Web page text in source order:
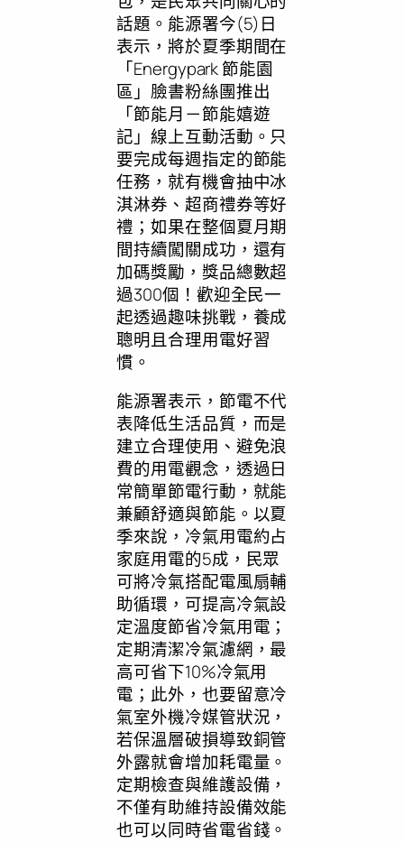
話題。能源署今(5)日
表示，將於夏季期間在
「Energypark 節能園
區」臉書粉絲團推出
「節能月－節能嬉遊
記」線上互動活動。只
要完成每週指定的節能
任務，就有機會抽中冰
淇淋券、超商禮券等好
禮；如果在整個夏月期
間持續闖關成功，還有
加碼獎勵，獎品總數超
過300個！歡迎全民一
起透過趣味挑戰，養成
聰明且合理用電好習
慣。
能源署表示，節電不代
表降低生活品質，而是
建立合理使用、避免浪
費的用電觀念，透過日
常簡單節電行動，就能
兼顧舒適與節能。以夏
季來說，冷氣用電約占
家庭用電的5成，民眾
可將冷氣搭配電風扇輔
助循環，可提高冷氣設
定溫度節省冷氣用電；
定期清潔冷氣濾網，最
高可省下10%冷氣用
電；此外，也要留意冷
氣室外機冷媒管狀況，
若保溫層破損導致銅管
外露就會增加耗電量。
定期檢查與維護設備，
不僅有助維持設備效能
也可以同時省電省錢。